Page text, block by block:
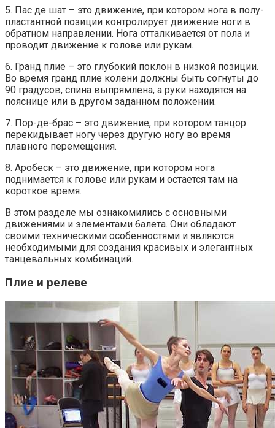
5. Пас де шат – это движение, при котором нога в полу-
пластантной позиции контролирует движение ноги в
обратном направлении. Нога отталкивается от пола и
проводит движение к голове или рукам.
6. Гранд плие – это глубокий поклон в низкой позиции.
Во время гранд плие колени должны быть согнуты до
90 градусов, спина выпрямлена, а руки находятся на
пояснице или в другом заданном положении.
7. Пор-де-брас – это движение, при котором танцор
перекидывает ногу через другую ногу во время
плавного перемещения.
8. Аробеск – это движение, при котором нога
поднимается к голове или рукам и остается там на
короткое время.
В этом разделе мы ознакомились с основными
движениями и элементами балета. Они обладают
своими техническими особенностями и являются
необходимыми для создания красивых и элегантных
танцевальных комбинаций.
Плие и релеве